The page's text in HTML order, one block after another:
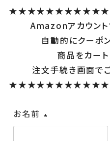
フレスコのふとん
クリーニングについ
ご利用ガイド
ご注文前の注意事
よくある質問
法人様向けふとん丸
Amazonアカウン
自動的にクーポ
商品をカー
注文手続き画面で
お名前